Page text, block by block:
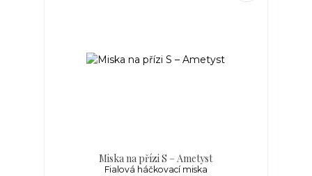
Miska na přízi S – Ametyst
Fialová háčkovací miska